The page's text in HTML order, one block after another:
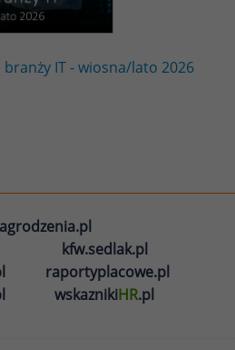
branży IT - wiosna/lato 2026
kfw.sedlak.pl
raportyplacowe.pl
wskaznikiHR.pl